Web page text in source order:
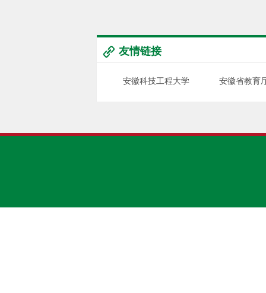
友情链接
安徽科技工程大学 安徽省教育